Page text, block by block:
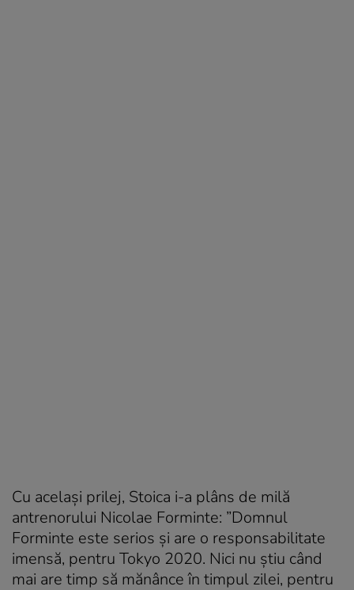
Cu același prilej, Stoica i-a plâns de milă
antrenorului Nicolae Forminte: ”Domnul
Forminte este serios și are o responsabilitate
imensă, pentru Tokyo 2020. Nici nu știu când
mai are timp să mănânce în timpul zilei, pentru